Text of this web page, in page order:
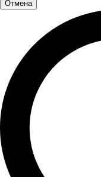
Отмена